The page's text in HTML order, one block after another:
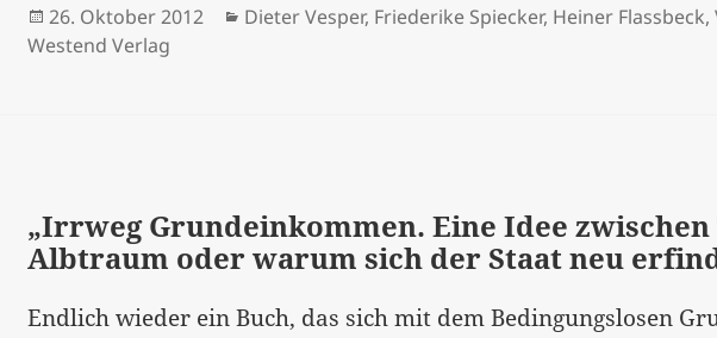
Veröffentlicht
am
26. Oktober 2012 Kategorien
Dieter Vesper, Friederike Spiecker, Heiner Flassbeck,
Westend Verlag
„Irrweg Grundeinkommen. Eine Idee
Albtraum oder warum sich der Staat neu
Endlich wieder ein Buch, das sich mit dem Bedingungslosen